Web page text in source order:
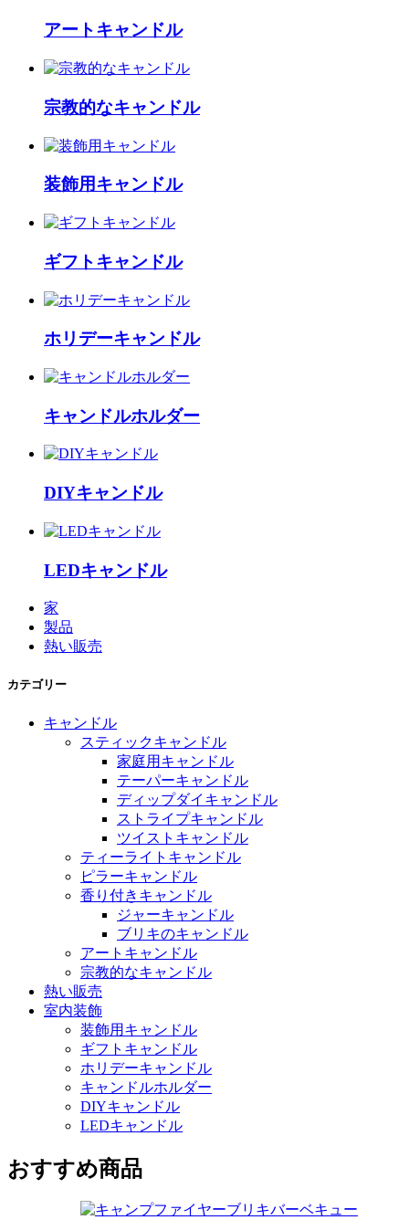
アートキャンドル
宗教的なキャンドル
装飾用キャンドル
ギフトキャンドル
ホリデーキャンドル
キャンドルホルダー
DIYキャンドル
LEDキャンドル
家
製品
熱い販売
カテゴリー
キャンドル
スティックキャンドル
家庭用キャンドル
テーパーキャンドル
ディップダイキャンドル
ストライプキャンドル
ツイストキャンドル
ティーライトキャンドル
ピラーキャンドル
香り付きキャンドル
ジャーキャンドル
ブリキのキャンドル
アートキャンドル
宗教的なキャンドル
熱い販売
室内装飾
装飾用キャンドル
ギフトキャンドル
ホリデーキャンドル
キャンドルホルダー
DIYキャンドル
LEDキャンドル
おすすめ商品